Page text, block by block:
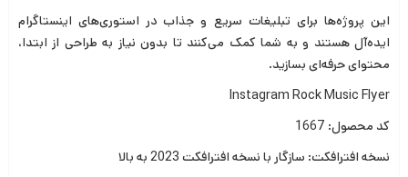
این پروژه‌ها برای تبلیغات سریع و جذاب در استوری‌های اینستاگرام
ایده‌آل هستند و به شما کمک می‌کنند تا بدون نیاز به طراحی از ابتدا،
محتوای حرفه‌ای بسازید.
Instagram Rock Music Flyer
کد محصول: 1667
نسخه افترافکت: سازگار با نسخه افترافکت 2023 به بالا